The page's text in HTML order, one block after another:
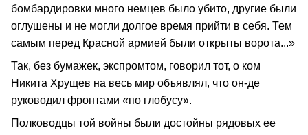
бомбардировки много немцев было убито, другие были
оглушены и не могли долгое время прийти в себя. Тем
самым перед Красной армией были открыты ворота...»
Так, без бумажек, экспромтом, говорил тот, о ком
Никита Хрущев на весь мир объявлял, что он-де
руководил фронтами «по глобусу».
Полководцы той войны были достойны рядовых ее